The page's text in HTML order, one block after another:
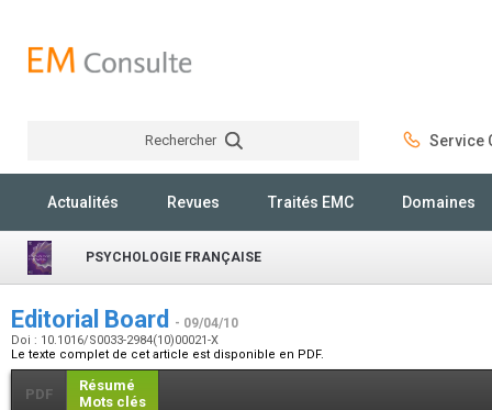
Rechercher Service
Actualités Revues Traités EMC Domaines
PSYCHOLOGIE FRANÇAISE
Editorial Board - 09/04/10
Doi : 10.1016/S0033-2984(10)00021-X
Le texte complet de cet article est disponible en PDF.
PDF
Résumé
Mots clés